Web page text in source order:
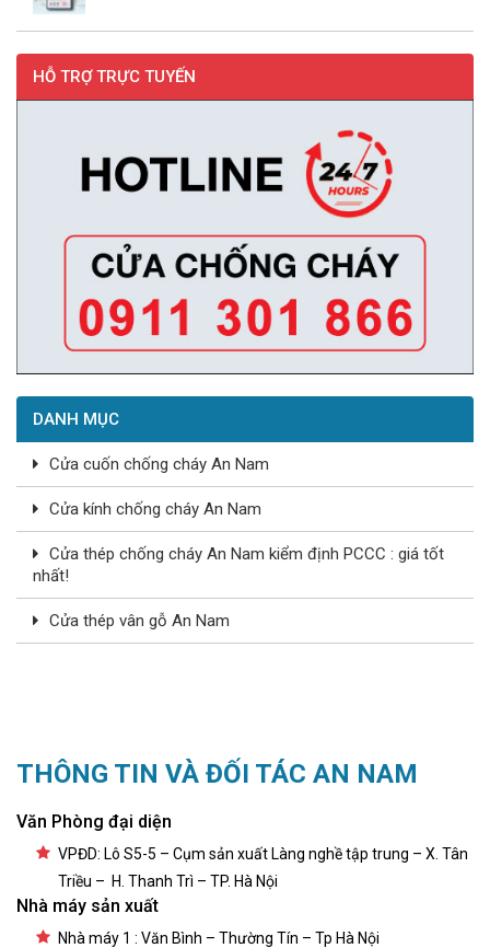
HỖ TRỢ TRỰC TUYẾN
DANH MỤC
Cửa cuốn chống cháy An Nam
Cửa kính chống cháy An Nam
Cửa thép chống cháy An Nam kiểm định PCCC : giá tốt
nhất!
Cửa thép vân gỗ An Nam
THÔNG TIN VÀ ĐỐI TÁC AN NAM
Văn Phòng đại diện
VPĐD: Lô S5-5 – Cụm sản xuất Làng nghề tập trung – X. Tân
Triều – H. Thanh Trì – TP. Hà Nội
Nhà máy sản xuất
Nhà máy 1 : Văn Bình – Thường Tín – Tp Hà Nội